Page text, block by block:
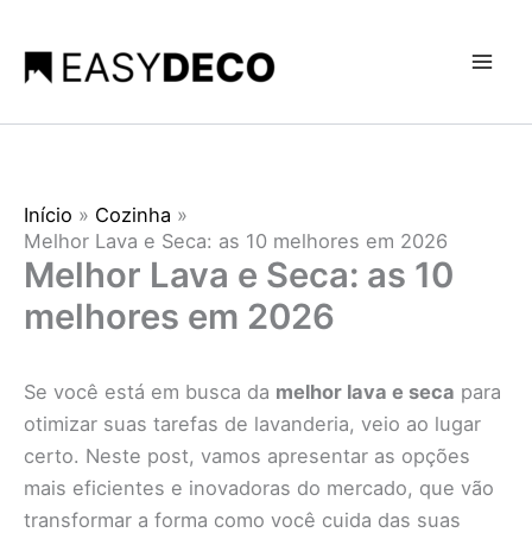
para
Início
Cozinha
Melhor Lava e Seca: as 10 melhores em 2026
Melhor Lava e Seca: as 10
melhores em 2026
Se você está em busca da melhor lava e seca para
otimizar suas tarefas de lavanderia, veio ao lugar
certo. Neste post, vamos apresentar as opções
mais eficientes e inovadoras do mercado, que vão
transformar a forma como você cuida das suas